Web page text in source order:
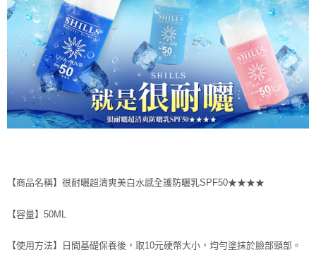
【商品名稱】很耐曬超清爽美白水感全護防曬乳SPF50★★★★
【容量】50ML
【使用方法】日間基礎保養後，取10元硬幣大小，均勻塗抹於臉部頸部。